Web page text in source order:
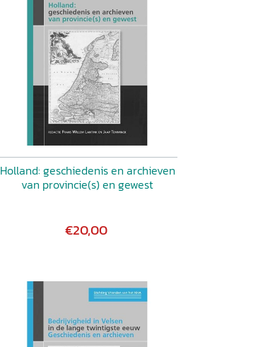
Holland: geschiedenis en archieven
van provincie(s) en gewest
€20,00